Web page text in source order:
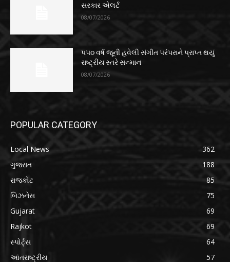
સરકાર એલર્ટ
08/07/2026
૫૫૦ વર્ષ જૂની હવેલી સંગીત પરંપરાને પ્રાપ્ત થયું
રાષ્ટ્રીય સ્તરે સન્માન
08/07/2026
POPULAR CATEGORY
Local News
362
ગુજરાત
188
રાજકોટ
85
બિઝનેસ
75
Gujarat
69
Rajkot
69
સ્પોર્ટ્સ
64
આંતરાષ્ટ્રીય
57